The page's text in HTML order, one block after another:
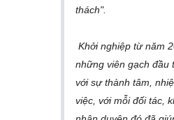
thách".
Khởi nghiệp từ năm
những viên gạch đầu
với sự thành tâm,
việc, với mỗi đối tác,